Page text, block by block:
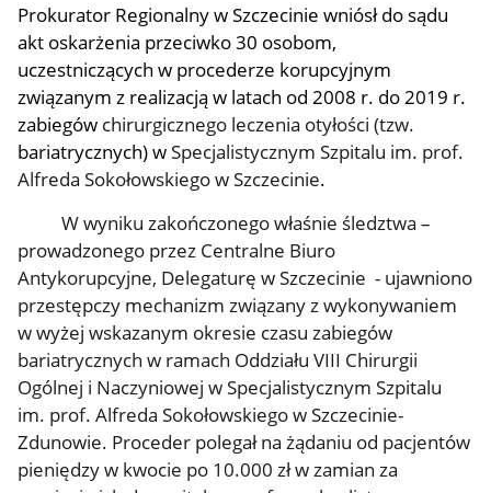
Prokurator Regionalny w Szczecinie wniósł do sądu
akt oskarżenia przeciwko 30 osobom,
uczestniczących w procederze korupcyjnym
związanym z realizacją w latach od 2008 r. do 2019 r.
zabiegów chirurgicznego leczenia otyłości (tzw.
bariatrycznych) wSpecjalistycznym Szpitalu im. prof.
Alfreda Sokołowskiego w Szczecinie.
W wyniku zakończonego właśnie śledztwa –
prowadzonego przez Centralne Biuro
Antykorupcyjne, Delegaturę w Szczecinie - ujawniono
przestępczy mechanizm związany z wykonywaniem
w wyżej wskazanym okresie czasu zabiegów
bariatrycznych w ramach Oddziału VIII Chirurgii
Ogólnej i Naczyniowej wSpecjalistycznym Szpitalu
im. prof. Alfreda Sokołowskiego w Szczecinie-
Zdunowie. Proceder polegał na żądaniu od pacjentów
pieniędzy w kwocie po 10.000 zł w zamian za